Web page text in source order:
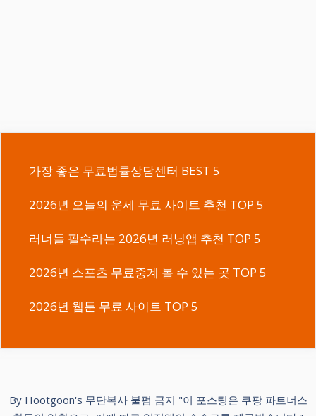
가장 좋은 무료법률상담센터 BEST 5
2026년 오늘의 운세 무료 사이트 추천 TOP 5
러너들 필수라는 2026년 러닝앱 추천 TOP 5
2026년 스포츠 무료중계 볼 수 있는 곳 TOP 5
2026년 웹툰 무료 사이트 TOP 5
By Hootgoon's 무단복사 불펌 금지 "이 포스팅은 쿠팡 파트너스